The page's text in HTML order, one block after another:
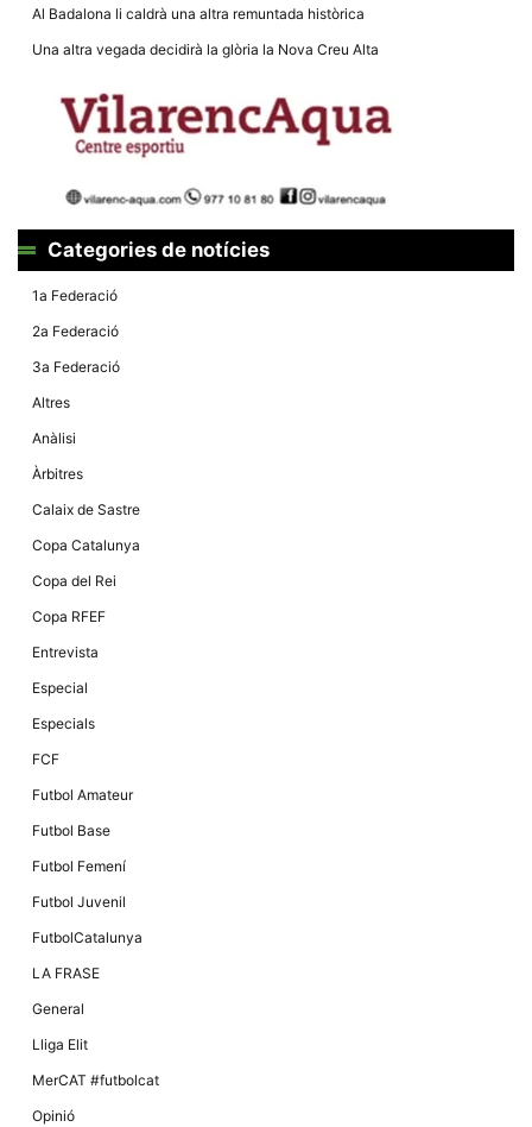
Al Badalona li caldrà una altra remuntada històrica
Una altra vegada decidirà la glòria la Nova Creu Alta
Categories de notícies
1a Federació
2a Federació
3a Federació
Altres
Anàlisi
Àrbitres
Calaix de Sastre
Copa Catalunya
Copa del Rei
Copa RFEF
Entrevista
Especial
Especials
FCF
Futbol Amateur
Futbol Base
Futbol Femení
Futbol Juvenil
FutbolCatalunya
LA FRASE
General
Lliga Elit
MerCAT #futbolcat
Opinió